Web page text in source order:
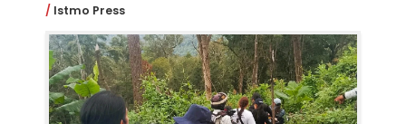
Istmo Press